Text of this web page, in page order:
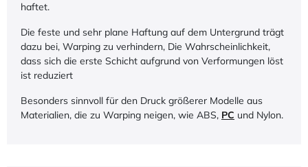
haftet.
Die feste und sehr plane Haftung auf dem Untergrund trägt
dazu bei, Warping zu verhindern, Die Wahrscheinlichkeit,
dass sich die erste Schicht aufgrund von Verformungen löst
ist reduziert
Besonders sinnvoll für den Druck größerer Modelle aus
Materialien, die zu Warping neigen, wie ABS, PC und Nylon.